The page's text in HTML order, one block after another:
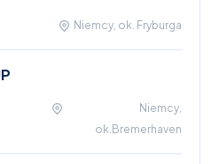
Niemcy, ok. Fryburga
Niemcy,
ok.Bremerhaven